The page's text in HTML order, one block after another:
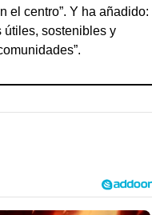
el centro”. Y ha añadido:
útiles, sostenibles y